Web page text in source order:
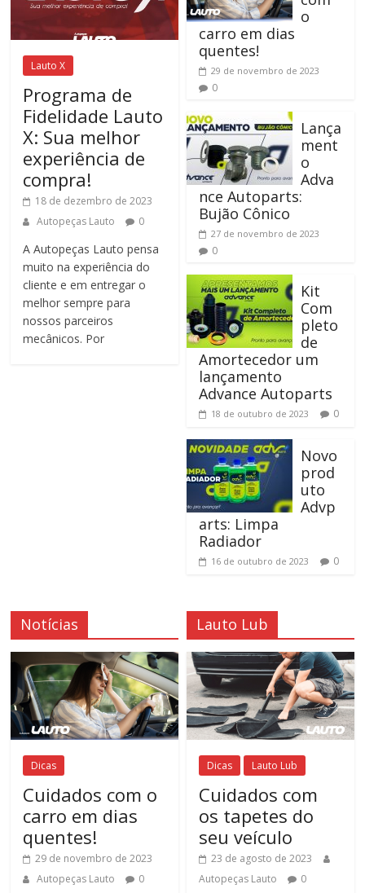
do
setor
automobilístico
estão
aqui!
Lauto X
Programa de
Fidelidade Lauto
X: Sua melhor
experiência de
compra!
18 de dezembro de 2023
Autopeças Lauto
0
A Autopeças Lauto pensa
muito na experiência do
cliente e em entregar o
melhor sempre para
nossos parceiros
mecânicos. Por
o
carro em dias
quentes!
29 de novembro de 2023
0
Lança
ment
o
Adva
nce Autoparts:
Bujão Cônico
27 de novembro de 2023
0
Kit
Com
pleto
de
Amortecedor um
lançamento
Advance Autoparts
18 de outubro de 2023 0
Novo
prod
uto
Advp
arts: Limpa
Radiador
16 de outubro de 2023 0
Notícias
Dicas
Cuidados com o
carro em dias
quentes!
29 de novembro de 2023
Autopeças Lauto
0
Lauto Lub
Dicas Lauto Lub
Cuidados com
os tapetes do
seu veículo
23 de agosto de 2023
Autopeças Lauto
0